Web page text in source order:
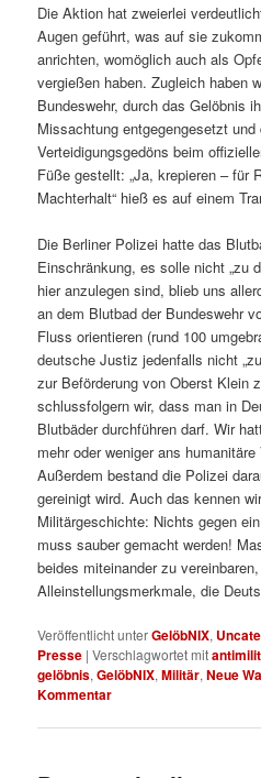
Die Aktion hat zweierlei
Augen geführt, was auf sie
anrichten, womöglich auch als
vergießen haben. Zugleich haben
Bundeswehr, durch das Gelöbnis
Missachtung entgegengesetzt
Verteidigungsgedöns beim
Füße gestellt: „Ja, krepieren – für
Machterhalt“ hieß es auf einem
Die Berliner Polizei hatte das
Einschränkung, es solle nicht „zu
hier anzulegen sind, blieb uns
an dem Blutbad der Bundeswehr
Fluss orientieren (rund 100
deutsche Justiz jedenfalls nicht
zur Beförderung von Oberst Klein
schlussfolgern wir, dass man in
Blutbäder durchführen darf. Wir
mehr oder weniger ans
Außerdem bestand die Polizei
gereinigt wird. Auch das kennen
Militärgeschichte: Nichts gegen
muss sauber gemacht werden!
beides miteinander zu
Alleinstellungsmerkmale, die
Veröffentlicht unterGelöbNIX,
Presse |Verschlagwortet mit
gelöbnis,GelöbNIX,Militär,Neue
Kommentar